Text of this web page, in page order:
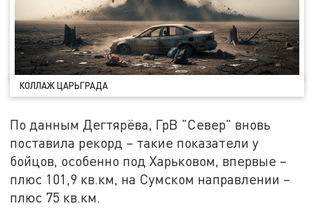
КОЛЛАЖ ЦАРЬГРАДА
По данным Дегтярёва, ГрВ "Север" вновь
поставила рекорд – такие показатели у
бойцов, особенно под Харьковом, впервые –
плюс 101,9 кв.км, на Сумском направлении –
плюс 75 кв.км.